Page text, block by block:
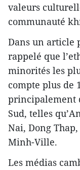
valeurs
communauté
Dans un article
rappelé que
minorités les
compte plus de
principalement
Sud, telles
Nai, Dong
Minh-Ville.
Les médias